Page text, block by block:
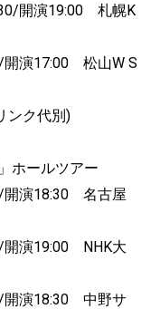
開演19:00 札幌K
開演17:00 松山W S
ンク代別)
ホールツアー
開演18:30 名古屋
開演19:00 NHK大
開演18:30 中野サ